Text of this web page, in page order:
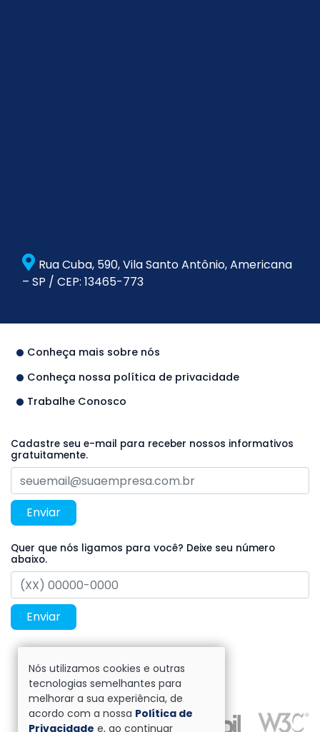
Rua Cuba, 590, Vila Santo Antônio, Americana
– SP / CEP: 13465-773
Conheça mais sobre nós
Conheça nossa política de privacidade
Trabalhe Conosco
Cadastre seu e-mail para receber nossos informativos
gratuitamente.
Enviar
Quer que nós ligamos para você? Deixe seu número
abaixo.
Enviar
Nós utilizamos cookies e outras
tecnologias semelhantes para
melhorar a sua experiência, de
acordo com a nossa Política de
Privacidade e, ao continuar